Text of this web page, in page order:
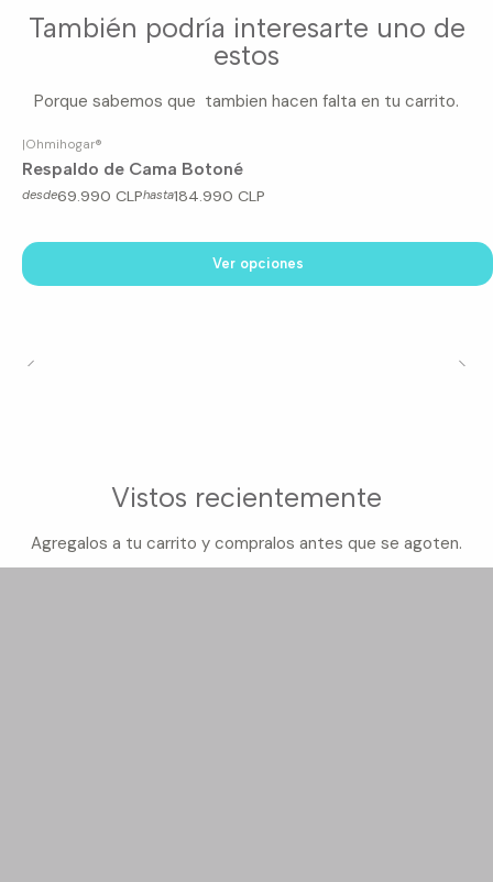
También podría interesarte uno de
estos
Porque sabemos que tambien hacen falta en tu carrito.
|Ohmihogar®
Respaldo de Cama Botoné
desde69.990 CLPhasta184.990 CLP
Ver opciones
Vistos recientemente
Agregalos a tu carrito y compralos antes que se agoten.